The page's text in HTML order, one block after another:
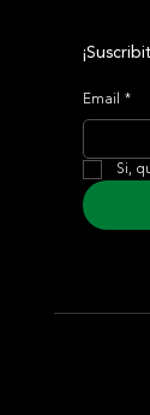
Email *
Si,